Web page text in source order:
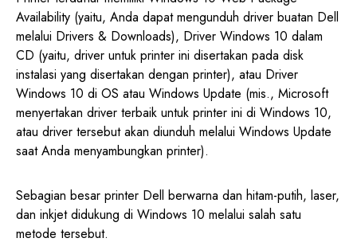
Availability (yaitu, Anda dapat mengunduh driver buatan Dell
melalui Drivers & Downloads), Driver Windows 10 dalam
CD (yaitu, driver untuk printer ini disertakan pada disk
instalasi yang disertakan dengan printer), atau Driver
Windows 10 di OS atau Windows Update (mis., Microsoft
menyertakan driver terbaik untuk printer ini di Windows 10,
atau driver tersebut akan diunduh melalui Windows Update
saat Anda menyambungkan printer).
Sebagian besar printer Dell berwarna dan hitam-putih, laser,
dan inkjet didukung di Windows 10 melalui salah satu
metode tersebut.